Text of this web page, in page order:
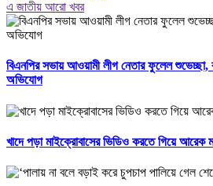
এ জাতীয় আরো খবর
বিএনপির সভায় আওয়ামী লীগ নেতার ফুলেল শুভেচ্ছা,
অভিযোগ
খাদে পড়া মাইক্রোবাসের ভিডিও করতে গিয়ে আরেক